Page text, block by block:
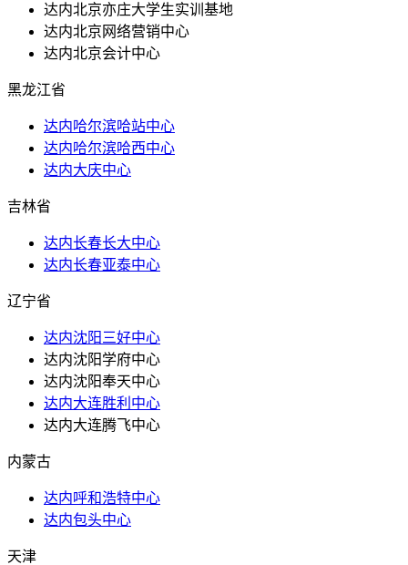
达内北京亦庄大学生实训基地
达内北京网络营销中心
达内北京会计中心
黑龙江省
达内哈尔滨哈站中心
达内哈尔滨哈西中心
达内大庆中心
吉林省
达内长春长大中心
达内长春亚泰中心
辽宁省
达内沈阳三好中心
达内沈阳学府中心
达内沈阳奉天中心
达内大连胜利中心
达内大连腾飞中心
内蒙古
达内呼和浩特中心
达内包头中心
天津